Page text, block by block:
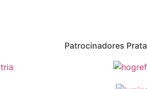
Patrocinadores Prata